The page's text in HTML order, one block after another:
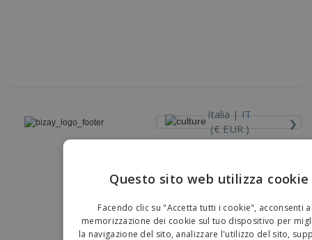
Italia |IT
(€ EUR )
›
Copyright © 2026 - BIZAY . Tutti i diritti riservati.
Questo sito web utilizza cookie
Facendo clic su "Accetta tutti i cookie", acconsenti
memorizzazione dei cookie sul tuo dispositivo per
la navigazione del sito, analizzare l'utilizzo del sito,